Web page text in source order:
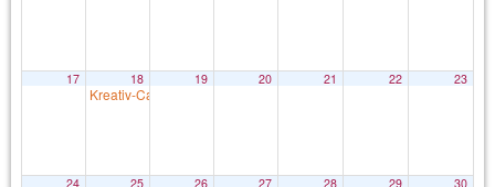
17 18
Kreativ-Café
19 20 21 22 23
24 25 26 27 28 29 30